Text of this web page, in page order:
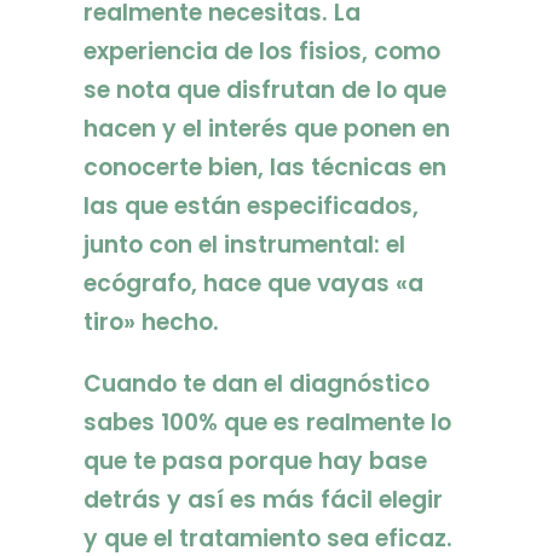
realmente necesitas. La
experiencia de los fisios, como
se nota que disfrutan de lo que
hacen y el interés que ponen en
conocerte bien, las técnicas en
las que están especificados,
junto con el instrumental: el
ecógrafo, hace que vayas «a
tiro» hecho.
Cuando te dan el diagnóstico
sabes 100% que es realmente lo
que te pasa porque hay base
detrás y así es más fácil elegir
y que el tratamiento sea eficaz.